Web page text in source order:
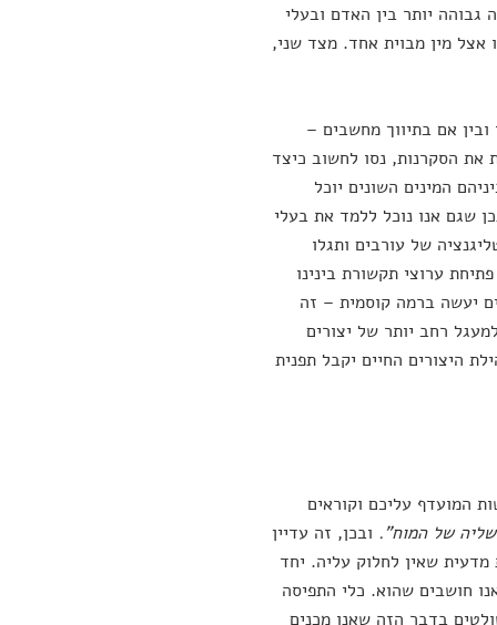
גבוהה יותר בין האדם ובעלי
אצל מין מבוית אחד. מצד שני,
אם בתיווך מחשבים –
את הסקרנות, נסו לחשוב כיצד
המינים השונים יוכל
שגם אנו נוכל ללמד את בעלי
של עורבים ותגלו
ערוצי תקשורת בינינו
יעשה ברמה קוסמית – זה
רחב יותר של יצורים
היצורים החיים יקבל תפנית
המועדף עליכם וקוראים
של המוח". ובכן, זה עדיין
שאין לחלוק עליה. יחד
חושבים שהוא. כלי התפיסה
בדבר הזה שאנו מכנים